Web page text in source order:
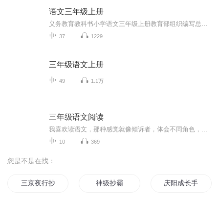
语文三年级上册
37 1229
三年级语文上册
49 1.1万
三年级语文阅读
10 369
您是不是在找：
三京夜行抄 神级抄霸 庆阳成长手札